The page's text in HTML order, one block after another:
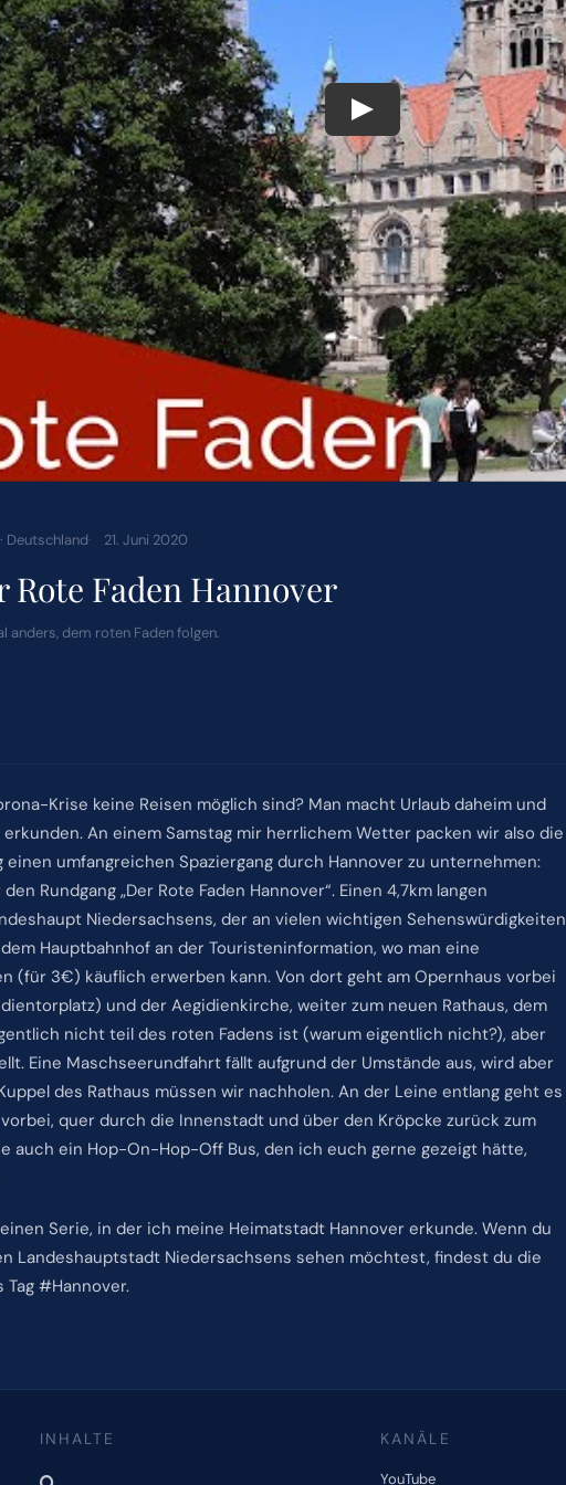
Deutschland 21. Juni 2020
Faden Hannover
anders, dem roten Faden folgen.
Krise keine Reisen möglich sind? Man macht Urlaub daheim und
An einem Samstag mir herrlichem Wetter packen wir also die
einen umfangreichen Spaziergang durch Hannover zu unternehmen:
Rundgang „Der Rote Faden Hannover“. Einen 4,7km langen
Niedersachsens, der an vielen wichtigen Sehenswürdigkeiten
Hauptbahnhof an der Touristeninformation, wo man eine
(für 3€) käuflich erwerben kann. Von dort geht am Opernhaus vorbei
und der Aegidienkirche, weiter zum neuen Rathaus, dem
nicht teil des roten Fadens ist (warum eigentlich nicht?), aber
Eine Maschseerundfahrt fällt aufgrund der Umstände aus, wird aber
des Rathaus müssen wir nachholen. An der Leine entlang geht es
quer durch die Innenstadt und über den Kröpcke zurück zum
auch ein Hop-On-Hop-Off Bus, den ich euch gerne gezeigt hätte,
Serie, in der ich meine Heimatstadt Hannover erkunde. Wenn du
Landeshauptstadt Niedersachsens sehen möchtest, findest du die
#Hannover.
INHALTE KANÄLE
YouTube